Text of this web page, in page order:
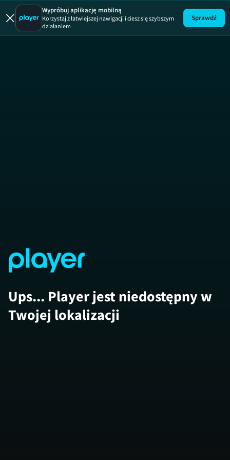
Gorączka
Wypróbuj aplikację mobilną
Korzystaj z łatwiejszej nawigacji i ciesz się szybszym
działaniem
Sprawdź
Ups... Player jest niedostępny w
Twojej lokalizacji